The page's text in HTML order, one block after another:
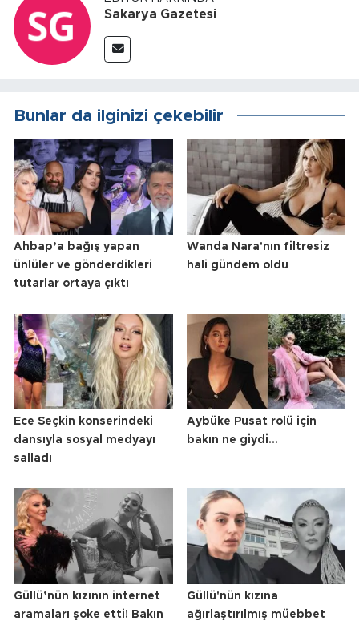
Sakarya Gazetesi
Bunlar da ilginizi çekebilir
Ahbap’a bağış yapan
ünlüler ve gönderdikleri
tutarlar ortaya çıktı
Wanda Nara'nın filtresiz
hali gündem oldu
Ece Seçkin konserindeki
dansıyla sosyal medyayı
salladı
Aybüke Pusat rolü için
bakın ne giydi...
Güllü’nün kızının internet
aramaları şoke etti! Bakın
Güllü'nün kızına
ağırlaştırılmış müebbet